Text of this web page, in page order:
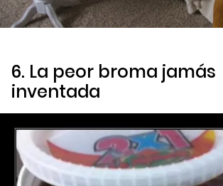
6. La peor broma jamás
inventada